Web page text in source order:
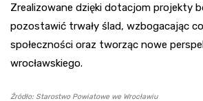
Zrealizowane dzięki dotacjom projekty
pozostawić trwały ślad, wzbogacając
społeczności oraz tworząc nowe
wrocławskiego.
Źródło: Starostwo Powiatowe we Wrocławiu